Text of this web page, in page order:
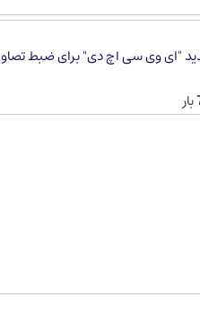
"ای وی سی اچ دی" برای ضبط تصاویر
بار